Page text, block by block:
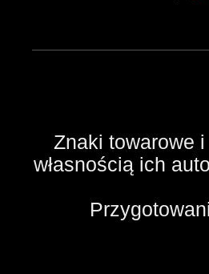
Znaki towarowe
własnością ich